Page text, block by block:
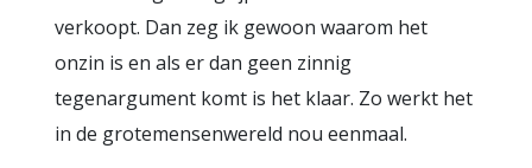
verkoopt. Dan zeg ik gewoon waarom het
onzin is en als er dan geen zinnig
tegenargument komt is het klaar. Zo werkt het
in de grotemensenwereld nou eenmaal.